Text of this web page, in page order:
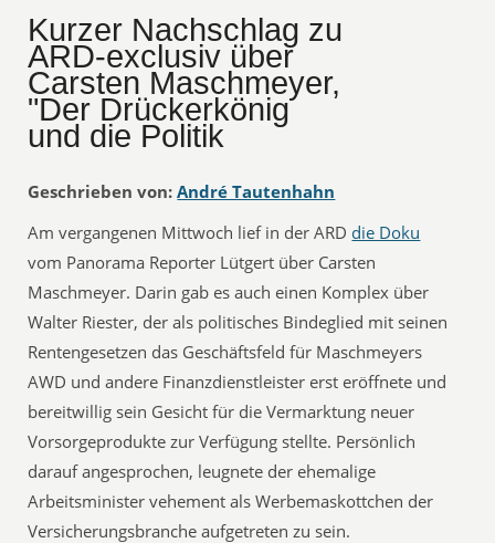
Kurzer Nachschlag zu
ARD-exclusiv über
Carsten Maschmeyer,
"Der Drückerkönig
und die Politik
Geschrieben von: André Tautenhahn
Am vergangenen Mittwoch lief in der ARD die Doku
vom Panorama Reporter Lütgert über Carsten
Maschmeyer. Darin gab es auch einen Komplex über
Walter Riester, der als politisches Bindeglied mit seinen
Rentengesetzen das Geschäftsfeld für Maschmeyers
AWD und andere Finanzdienstleister erst eröffnete und
bereitwillig sein Gesicht für die Vermarktung neuer
Vorsorgeprodukte zur Verfügung stellte. Persönlich
darauf angesprochen, leugnete der ehemalige
Arbeitsminister vehement als Werbemaskottchen der
Versicherungsbranche aufgetreten zu sein.